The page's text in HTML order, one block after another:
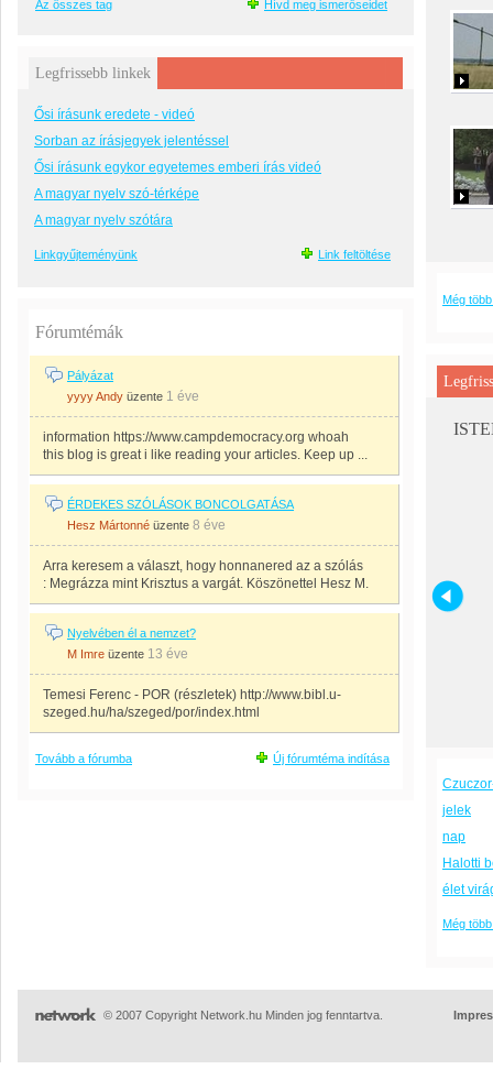
Az összes tag Hívd meg ismerőseidet
Legfrissebb linkek
Ősi írásunk eredete - videó
Sorban az írásjegyek jelentéssel
Ősi írásunk egykor egyetemes emberi írás videó
A magyar nyelv szó-térképe
A magyar nyelv szótára
Linkgyűjteményünk Link feltöltése
Fórumtémák
Pályázat
yyyy Andy üzente 1 éve
information https://www.campdemocracy.org whoah
this blog is great i like reading your articles. Keep up ...
ÉRDEKES SZÓLÁSOK BONCOLGATÁSA
Hesz Mártonné üzente 8 éve
Arra keresem a választ, hogy honnanered az a szólás
: Megrázza mint Krisztus a vargát. Köszönettel Hesz M.
Nyelvében él a nemzet?
M Imre üzente 13 éve
Temesi Ferenc - POR (részletek) http://www.bibl.u-
szeged.hu/ha/szeged/por/index.html
Tovább a fórumba Új fórumtéma indítása
Még
jelek
nap
Halotti
élet
Még
© 2007 Copyright Network.hu Minden jog fenntartva.